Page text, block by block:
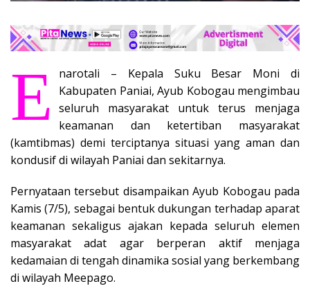
E
narotali – Kepala Suku Besar Moni di
Kabupaten Paniai, Ayub Kobogau mengimbau
seluruh masyarakat untuk terus menjaga
keamanan dan ketertiban masyarakat
(kamtibmas) demi terciptanya situasi yang aman dan
kondusif di wilayah Paniai dan sekitarnya.
Pernyataan tersebut disampaikan Ayub Kobogau pada
Kamis (7/5), sebagai bentuk dukungan terhadap aparat
keamanan sekaligus ajakan kepada seluruh elemen
masyarakat adat agar berperan aktif menjaga
kedamaian di tengah dinamika sosial yang berkembang
di wilayah Meepago.